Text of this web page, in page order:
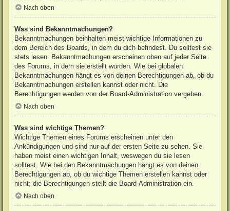
Nach oben
Was sind Bekanntmachungen?
Bekanntmachungen beinhalten meist wichtige Informationen zu
dem Bereich des Boards, in dem du dich befindest. Du solltest sie
stets lesen. Bekanntmachungen erscheinen oben auf jeder Seite
des Forums, in dem sie erstellt wurden. Wie bei globalen
Bekanntmachungen hängt es von deinen Berechtigungen ab, ob du
Bekanntmachungen erstellen kannst oder nicht. Die
Berechtigungen werden von der Board-Administration vergeben.
Nach oben
Was sind wichtige Themen?
Wichtige Themen eines Forums erscheinen unter den
Ankündigungen und sind nur auf der ersten Seite zu sehen. Sie
haben meist einen wichtigen Inhalt, weswegen du sie lesen
solltest. Wie bei den Bekanntmachungen hängt es von deinen
Berechtigungen ab, ob du wichtige Themen erstellen kannst oder
nicht; die Berechtigungen stellt die Board-Administration ein.
Nach oben